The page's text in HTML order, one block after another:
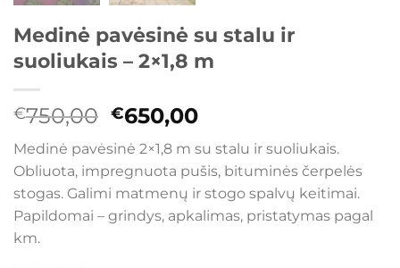
Medinė pavėsinė su stalu ir
suoliukais – 2×1,8 m
€750,00 Original
price
was:
€750,00.
€650,00Current
price
is:
€650,00.
Medinė pavėsinė 2×1,8 m su stalu ir suoliukais.
Obliuota, impregnuota pušis, bituminės čerpelės
stogas. Galimi matmenų ir stogo spalvų keitimai.
Papildomai – grindys, apkalimas, pristatymas pagal
km.